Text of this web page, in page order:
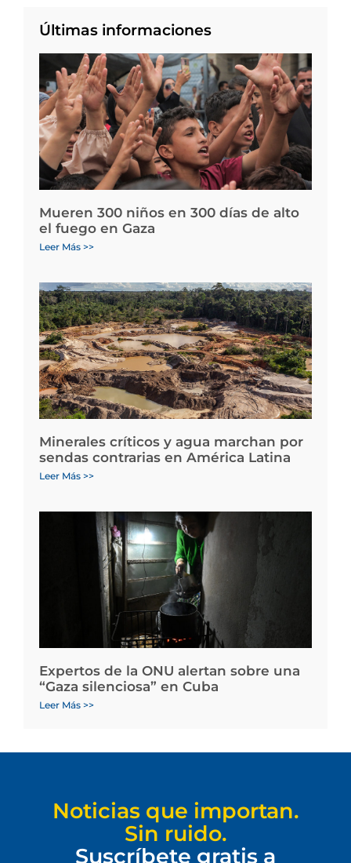
Últimas informaciones
Mueren 300 niños en 300 días de alto
el fuego en Gaza
Leer Más >>
Minerales críticos y agua marchan por
sendas contrarias en América Latina
Leer Más >>
Expertos de la ONU alertan sobre una
“Gaza silenciosa” en Cuba
Leer Más >>
Noticias que importan.
Sin ruido.
Suscríbete gratis a